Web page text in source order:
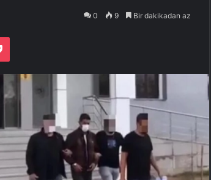
0 9 Bir dakikadan az
Pocket